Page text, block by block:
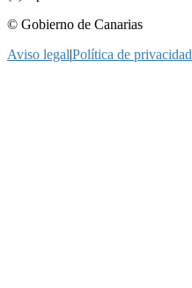
© Gobierno de Canarias
Aviso legal|Política de privacidad